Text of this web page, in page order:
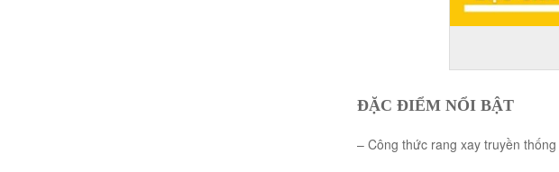
ĐẶC ĐIỂM NỔI BẬT
– Công thức rang xay truyền